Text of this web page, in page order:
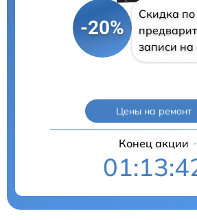
-20%
Скидка по
записи на
Цены на ремонт
Конец акции